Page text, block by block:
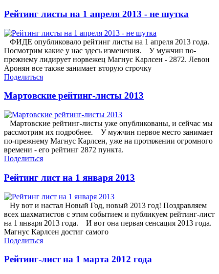
Рейтинг листы на 1 апреля 2013 - не шутка
ФИДЕ опубликовало рейтинг листы на 1 апреля 2013 года.
Посмотрим какие у нас здесь изменения. У мужчин по-
прежнему лидирует норвежец Магнус Карлсен - 2872. Левон
Аронян все также занимает вторую строчку
Поделиться
Мартовские рейтинг-листы 2013
Мартовские рейтинг-листы уже опубликованы, и сейчас мы
рассмотрим их подробнее. У мужчин первое место занимает
по-прежнему Магнус Карлсен, уже на протяжении огромного
времени - его рейтинг 2872 пункта.
Поделиться
Рейтинг лист на 1 января 2013
Ну вот и настал Новый Год, новый 2013 год! Поздравляем
всех шахматистов с этим событием и публикуем рейтинг-лист
на 1 января 2013 года. И вот она первая сенсация 2013 года.
Магнус Карлсен достиг самого
Поделиться
Рейтинг-лист на 1 марта 2012 года